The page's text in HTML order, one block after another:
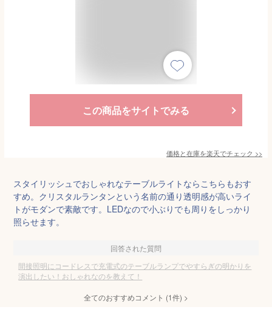
この商品をサイトでみる
価格と在庫を楽天でチェック >>
スタイリッシュでおしゃれなテーブルライトならこちらもおす
すめ。クリスタルランタンという名前の通り透明感が高いライ
トがモダンで素敵です。LEDなので小ぶりでも周りをしっかり
照らせます。
回答された質問
間接照明にコードレスで充電式のテーブルランプでやすらぎの明かりを
演出したい！おしゃれなのを教えて！
全てのおすすめコメント (1件) >